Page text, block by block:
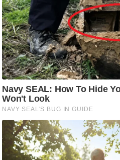
हि
मा
/
ध
र्म
स्थ
ल
व्र
त
त्यो
हा
र